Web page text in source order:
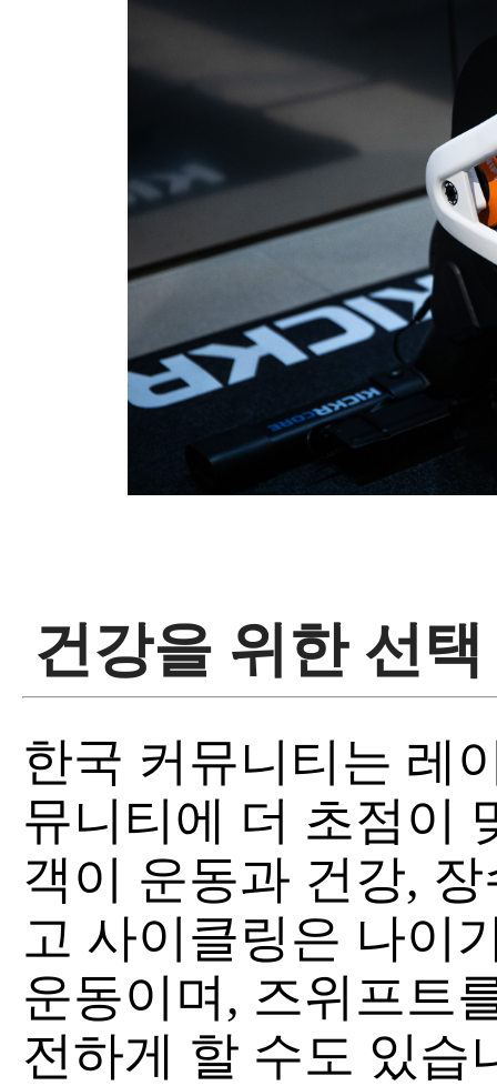
건강을 위한 선택
한국 커뮤니티는 레
뮤니티에 더 초점이
객이 운동과 건강,
고 사이클링은 나이
운동이며, 즈위프트
전하게 할 수도 있습